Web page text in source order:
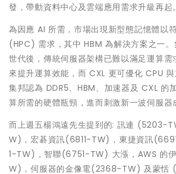
發，帶動資料中心及雲端應用需求升級再起。
為因應 AI 所需，市場出現新型態記憶體以
(HPC) 需求，其中 HBM 為解決方案之一
世代後，傳統伺服器架構已難以滿足運算需
來提升運算效能，而 CXL 更可優化 CPU 與
集邦認為 DDR5、HBM、加速器及 CXL 的
算所需的硬體瓶頸，進而刺激新一波伺服器
而上週五楊鴻遠先生提到的: 訊連 (5203-
W)，宏碁資訊(6811-TW)，東捷資訊
1-TW)，智聯(6751-TW) 大漲，AWS 的
W)，伺服器的金像電(2368-TW) 及蒙恬